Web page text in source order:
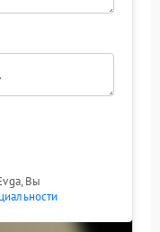
Вы